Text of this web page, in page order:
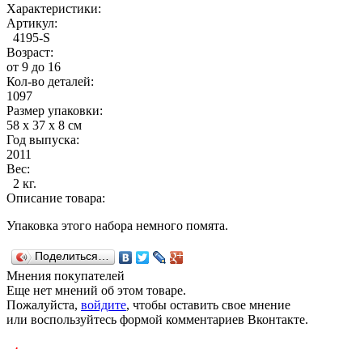
Характеристики:
Артикул:
4195-S
Возраст:
от 9 до 16
Кол-во деталей:
1097
Размер упаковки:
58 х 37 х 8 см
Год выпуска:
2011
Вес:
2 кг.
Описание товара:
Упаковка этого набора немного помята.
Поделиться…
Мнения покупателей
Еще нет мнений об этом товаре.
Пожалуйста, войдите, чтобы оставить свое мнение
или воспользуйтесь формой комментариев Вконтакте.